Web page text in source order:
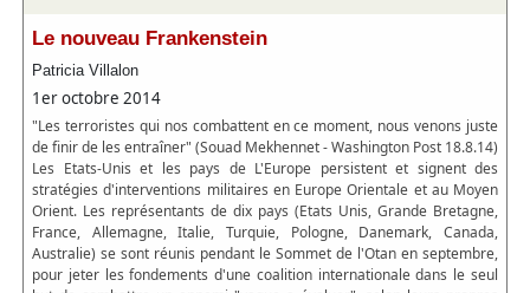
Le nouveau Frankenstein
Patricia Villalon
1er octobre 2014
"Les terroristes qui nos combattent en ce moment, nous venons juste
de finir de les entraîner" (Souad Mekhennet - Washington Post 18.8.14)
Les Etats-Unis et les pays de L'Europe persistent et signent des
stratégies d'interventions militaires en Europe Orientale et au Moyen
Orient. Les représentants de dix pays (Etats Unis, Grande Bretagne,
France, Allemagne, Italie, Turquie, Pologne, Danemark, Canada,
Australie) se sont réunis pendant le Sommet de l'Otan en septembre,
pour jeter les fondements d'une coalition internationale dans le seul